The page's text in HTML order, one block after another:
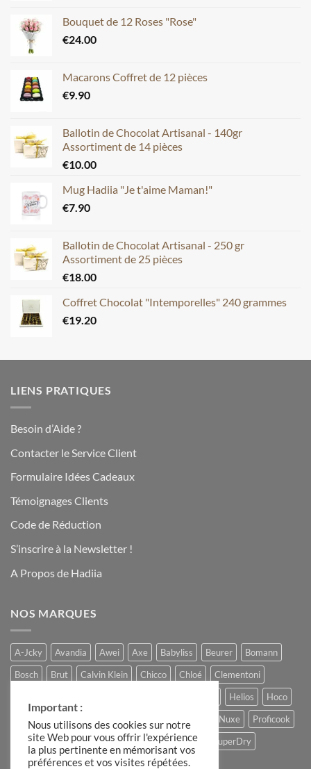
Bouquet de 12 Roses "Rose"
€24.00
Macarons Coffret de 12 pièces
€9.90
Ballotin de Chocolat Artisanal - 140gr
Assortiment de 14 pièces
€10.00
Mug Hadiia "Je t'aime Maman!"
€7.90
Ballotin de Chocolat Artisanal - 250 gr
Assortiment de 25 pièces
€18.00
Coffret Chocolat "Intemporelles" 240 grammes
€19.20
LIENS PRATIQUES
Besoin d’Aide ?
Contacter le Service Client
Formulaire Idées Cadeaux
Témoignages Clients
Code de Réduction
S’inscrire à la Newsletter !
A Propos de Hadiia
NOS MARQUES
A-Jcky Avandia Awei Axe Babyliss Beurer
Bomann
Bosch
Brut Calvin Klein Chicco Chloé
Clementoni
Helios
Hoco
Hugo Boss
Lacoste Louis Varel Moulinex Nuxe
Proficook
Remington
Roberto Cavalli Slike Storck
SuperDry
The Candle Factory
Ulric de Varens
Important :
Nous utilisons des cookies sur notre
site Web pour vous offrir l'expérience
la plus pertinente en mémorisant vos
préférences et vos visites répétées.